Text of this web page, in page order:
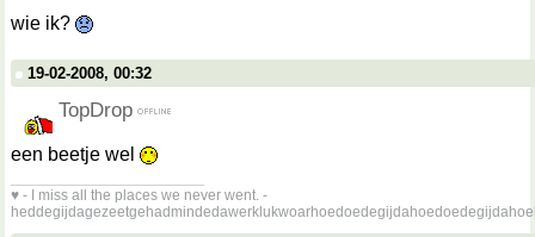
wie ik?
19-02-2008, 00:32
TopDrop
een beetje wel
♥ - I miss all the places we never went. -